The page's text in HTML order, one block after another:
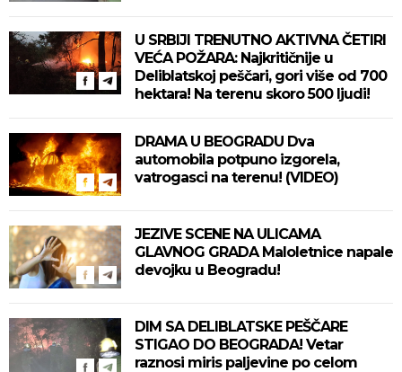
U SRBIJI TRENUTNO AKTIVNA ČETIRI
VEĆA POŽARA: Najkritičnije u
Deliblatskoj peščari, gori više od 700
hektara! Na terenu skoro 500 ljudi!
DRAMA U BEOGRADU Dva
automobila potpuno izgorela,
vatrogasci na terenu! (VIDEO)
JEZIVE SCENE NA ULICAMA
GLAVNOG GRADA Maloletnice napale
devojku u Beogradu!
DIM SA DELIBLATSKE PEŠČARE
STIGAO DO BEOGRADA! Vetar
raznosi miris paljevine po celom